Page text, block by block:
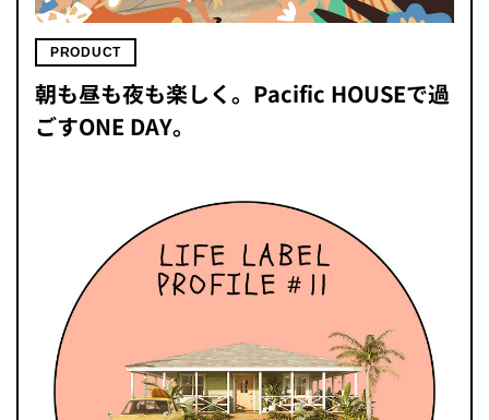
PRODUCT
朝も昼も夜も楽しく。Pacific HOUSEで過
ごすONE DAY。